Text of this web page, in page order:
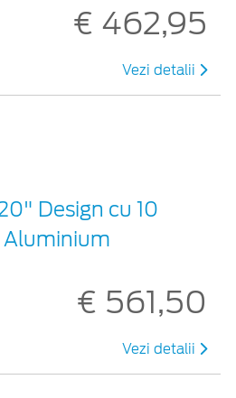
€ 462,95
Vezi detalii
Design cu 10
Aluminium
€ 561,50
Vezi detalii